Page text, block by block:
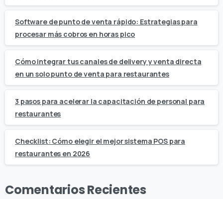
Software de punto de venta rápido: Estrategias para
procesar más cobros en horas pico
Cómo integrar tus canales de delivery y venta directa
en un solo punto de venta para restaurantes
3 pasos para acelerar la capacitación de personal para
restaurantes
Checklist: Cómo elegir el mejor sistema POS para
restaurantes en 2026
Comentarios Recientes